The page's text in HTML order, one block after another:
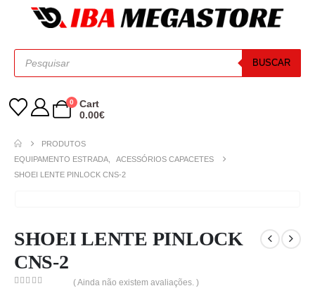
BUSCAR
0
Cart
0.00€
PRODUTOS
EQUIPAMENTO ESTRADA
ACESSÓRIOS CAPACETES
SHOEI LENTE PINLOCK CNS-2
SHOEI LENTE PINLOCK
CNS-2
( Ainda não existem avaliações. )